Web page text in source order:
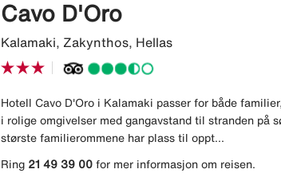
Cavo D'Oro
Kalamaki, Zakynthos, Hellas
Hotell Cavo D'Oro i Kalamaki passer for både
i rolige omgivelser med gangavstand til stranden på
største familierommene har plass til oppt...
Ring 21 49 39 00for mer informasjon om reisen.